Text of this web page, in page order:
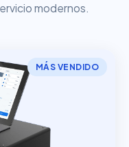
modernos.
MÁS VENDIDO